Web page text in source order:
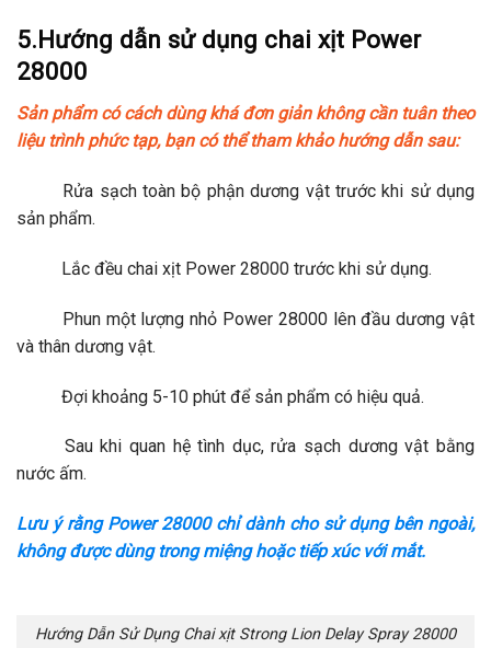
5.Hướng dẫn sử dụng chai xịt Power
28000
Sản phẩm có cách dùng khá đơn giản không cần tuân theo
liệu trình phức tạp, bạn có thể tham khảo hướng dẫn sau:
Rửa sạch toàn bộ phận dương vật trước khi sử dụng
sản phẩm.
Lắc đều chai xịt Power 28000 trước khi sử dụng.
Phun một lượng nhỏ Power 28000 lên đầu dương vật
và thân dương vật.
Đợi khoảng 5-10 phút để sản phẩm có hiệu quả.
Sau khi quan hệ tình dục, rửa sạch dương vật bằng
nước ấm.
Lưu ý rằng Power 28000 chỉ dành cho sử dụng bên ngoài,
không được dùng trong miệng hoặc tiếp xúc với mắt.
Hướng Dẫn Sử Dụng Chai xịt Strong Lion Delay Spray 28000